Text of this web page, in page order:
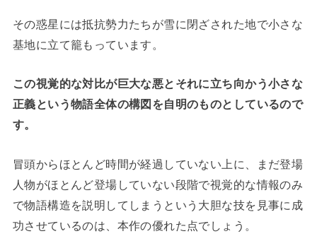
その惑星には抵抗勢力たちが雪に閉ざされた地で小さな
基地に立て籠もっています。
この視覚的な対比が巨大な悪とそれに立ち向かう小さな
正義という物語全体の構図を自明のものとしているので
す。
冒頭からほとんど時間が経過していない上に、まだ登場
人物がほとんど登場していない段階で視覚的な情報のみ
で物語構造を説明してしまうという大胆な技を見事に成
功させているのは、本作の優れた点でしょう。